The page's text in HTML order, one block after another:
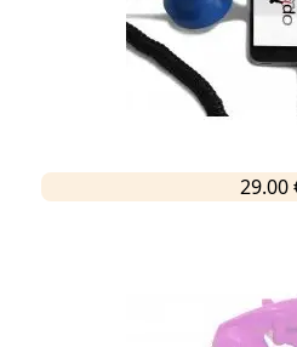
29.00